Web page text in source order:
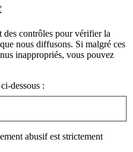
des contrôles pour vérifier la
nous diffusons. Si malgré ces
inappropriés, vous pouvez
dessous :
abusif est strictement